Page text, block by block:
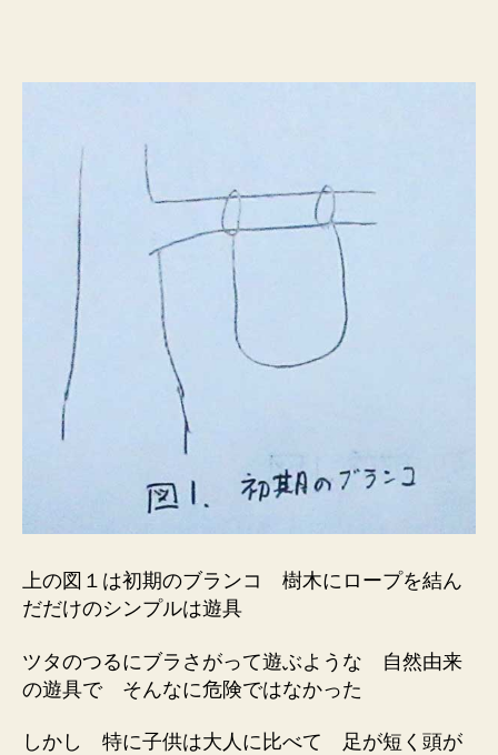
上の図１は初期のブランコ 樹木にロープを結ん
だだけのシンプルは遊具
ツタのつるにブラさがって遊ぶような 自然由来
の遊具で そんなに危険ではなかった
しかし 特に子供は大人に比べて 足が短く頭が